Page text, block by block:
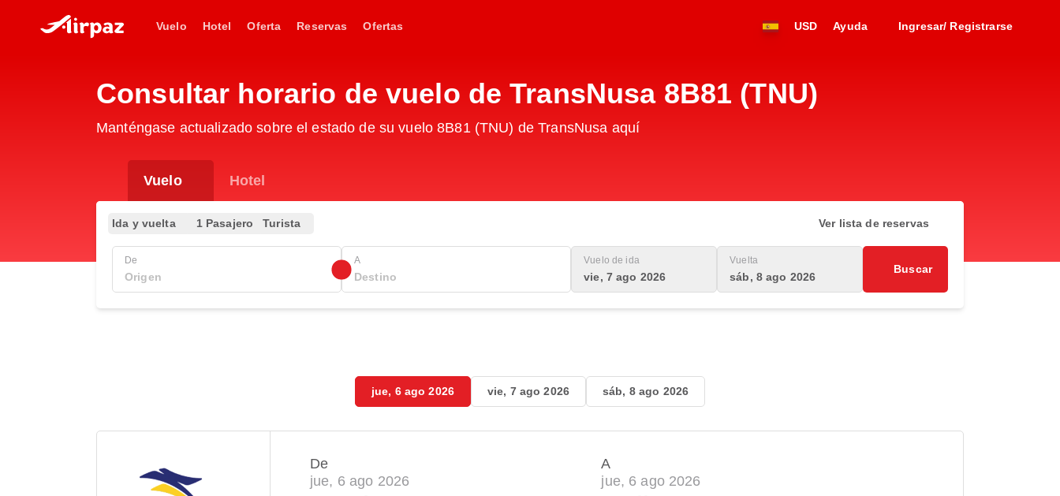
Vuelo Hotel Oferta Reservas Ofertas USD Ayuda Ingresar/ Registrarse
Consultar horario de vuelo de TransNusa 8B81 (TNU)
Manténgase actualizado sobre el estado de su vuelo 8B81 (TNU) de TransNusa aquí
Vuelo Hotel
Ida y vuelta 1 Pasajero Turista Ver lista de reservas
De A Vuelo de ida
vie, 7 ago 2026
Vuelta
sáb, 8 ago 2026
Buscar
jue, 6 ago 2026 vie, 7 ago 2026 sáb, 8 ago 2026
De
jue, 6 ago 2026
A
jue, 6 ago 2026